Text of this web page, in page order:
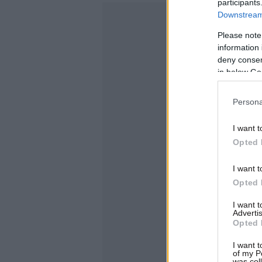
Please
information
deny
in below
I want
Opted
I want
Opted
I want
Opted
I want
of my